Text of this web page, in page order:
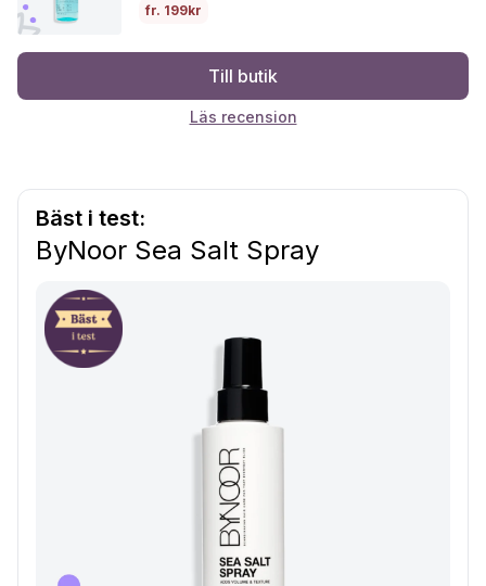
fr. 199kr
Till butik
Läs recension
Bäst i test:
ByNoor Sea Salt Spray